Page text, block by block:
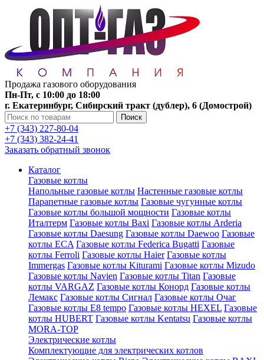
Продажа газового оборудования
Пн-Пт, с 10:00 до 18:00
г. Екатеринбург, Сибирский тракт (дублер), 6 (Домострой)
Поиск
+7 (343) 227-80-04
+7 (343) 382-24-41
Заказать обратный звонок
Каталог
Газовые котлы
Напольные газовые котлы Настенные газовые котлы
Парапетные газовые котлы Газовые чугунные котлы
Газовые котлы большой мощности Газовые котлы
Италтерм Газовые котлы Baxi Газовые котлы Arderia
Газовые котлы Daesung Газовые котлы Daewoo Газовые
котлы ECA Газовые котлы Federica Bugatti Газовые
котлы Ferroli Газовые котлы Haier Газовые котлы
Immergas Газовые котлы Kiturami Газовые котлы Mizudo
Газовые котлы Navien Газовые котлы Titan Газовые
котлы VARGAZ Газовые котлы Конорд Газовые котлы
Лемакс Газовые котлы Сигнал Газовые котлы Очаг
Газовые котлы E8 tempo Газовые котлы HEXEL Газовые
котлы HUBERT Газовые котлы Kentatsu Газовые котлы
MORA-TOP
Электрические котлы
Комплектующие для электрических котлов